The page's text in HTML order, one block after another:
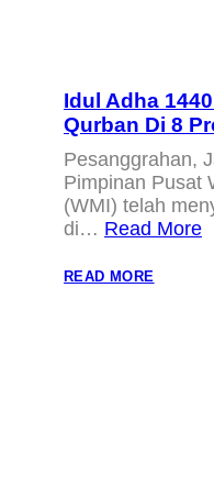
Idul Adha
Qurban Di 8
Pesanggrahan,
Pimpinan Pusat
(WMI) telah
di… Read More
READ MORE